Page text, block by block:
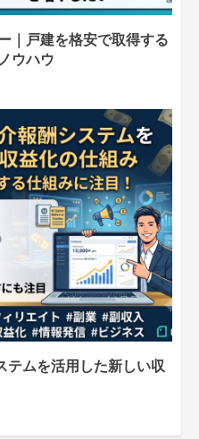
｜戸建を格安で取得する
ウハウ
テムを活用した新しい収